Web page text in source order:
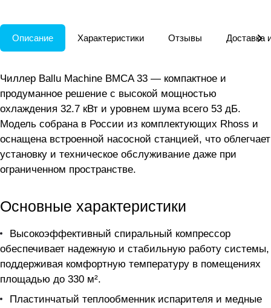
Описание Характеристики Отзывы Доставка
Чиллер Ballu Machine BMCA 33 — компактное и
продуманное решение с высокой мощностью
охлаждения 32.7 кВт и уровнем шума всего 53 дБ.
Модель собрана в России из комплектующих Rhoss и
оснащена встроенной насосной станцией, что облегчает
установку и техническое обслуживание даже при
ограниченном пространстве.
Основные характеристики
Высокоэффективный спиральный компрессор
обеспечивает надежную и стабильную работу системы,
поддерживая комфортную температуру в помещениях
площадью до 330 м².
Пластинчатый теплообменник испарителя и медные